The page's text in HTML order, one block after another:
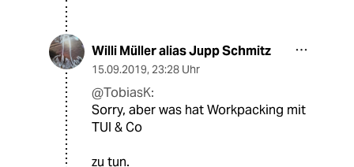
Willi Müller alias Jupp Schmitz
15.09.2019, 23:28 Uhr
@TobiasK:
Sorry, aber was hat Workpacking mit
TUI & Co
zu tun.